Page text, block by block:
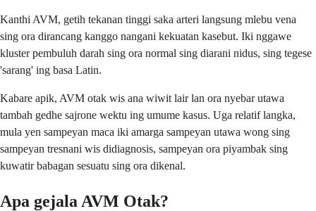
Kanthi AVM, getih tekanan tinggi saka arteri langsung mlebu vena
sing ora dirancang kanggo nangani kekuatan kasebut. Iki nggawe
kluster pembuluh darah sing ora normal sing diarani nidus, sing tegese
'sarang' ing basa Latin.
Kabare apik, AVM otak wis ana wiwit lair lan ora nyebar utawa
tambah gedhe sajrone wektu ing umume kasus. Uga relatif langka,
mula yen sampeyan maca iki amarga sampeyan utawa wong sing
sampeyan tresnani wis didiagnosis, sampeyan ora piyambak sing
kuwatir babagan sesuatu sing ora dikenal.
Apa gejala AVM Otak?